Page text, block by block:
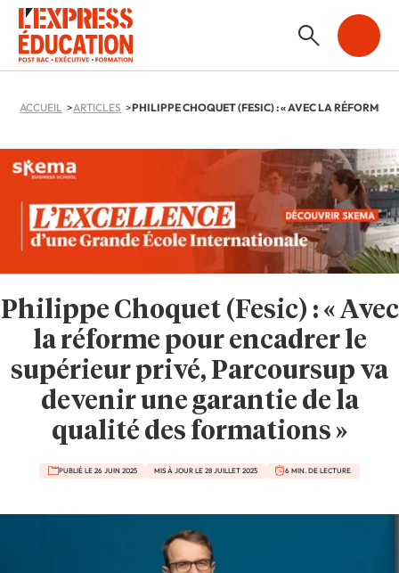
ACCUEIL ARTICLES
Philippe Choquet (Fesic) : « Avec
la réforme pour encadrer le
supérieur privé, Parcoursup va
devenir une garantie de la
qualité des formations »
PUBLIÉ LE 26 JUIN 2025 MIS À JOUR LE 28 JUILLET 2025 6 MIN. DE LECTURE